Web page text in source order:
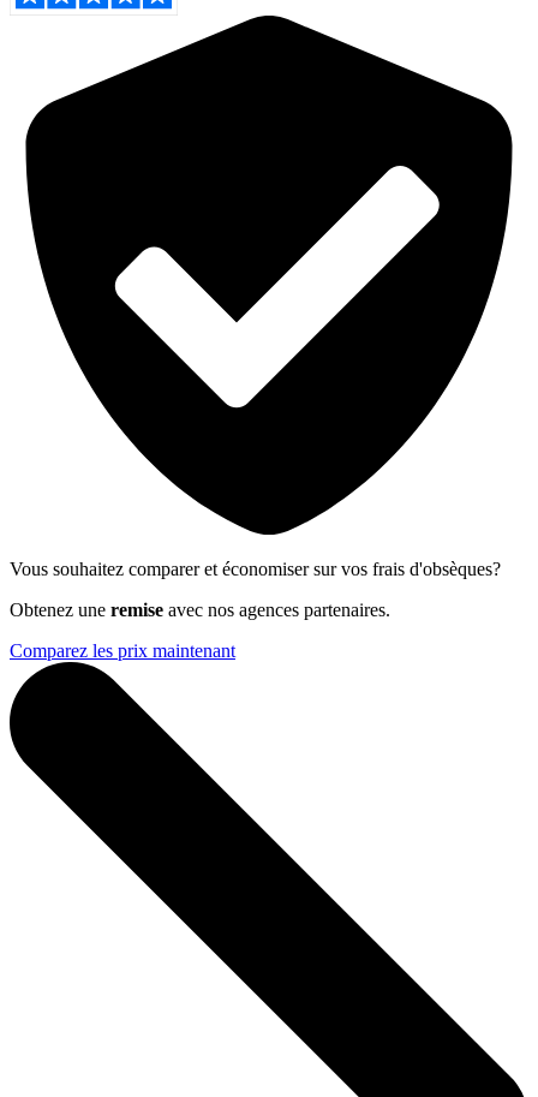
Vous souhaitez comparer et économiser sur vos frais d'obsèques?
Obtenez une remise avec nos agences partenaires.
Comparez les prix maintenant